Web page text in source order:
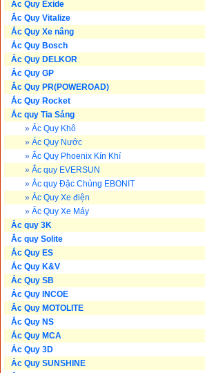
Ắc Quy Exide
Ắc Quy Vitalize
Ắc Quy Xe nâng
Ắc Quy Bosch
Ắc Quy DELKOR
Ắc Quy GP
Ắc Quy PR(POWEROAD)
Ắc Quy Rocket
Ắc quy Tia Sáng
» Ắc Quy Khô
» Ác Quy Nước
» Ắc Quy Phoenix Kín Khí
» Ắc quy EVERSUN
» Ắc quy Đặc Chủng EBONIT
» Ắc Quy Xe điện
» Ắc Quy Xe Máy
Ắc quy 3K
Ắc quy Solite
Ắc Quy ES
Ắc Quy K&V
Ắc Quy SB
Ắc Quy INCOE
Ắc Quy MOTOLITE
Ắc Quy NS
Ắc Quy MCA
Ắc Quy 3D
Ắc Quy SUNSHINE